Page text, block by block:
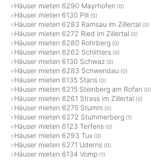
Häuser mieten 6290 Mayrhofen (0)
Häuser mieten 6130 Pill (0)
Häuser mieten 6283 Ramsau im Zillertal (0)
Häuser mieten 6272 Ried im Zillertal (0)
Häuser mieten 6280 Rohrberg (0)
Häuser mieten 6262 Schlitters (0)
Häuser mieten 6130 Schwaz (0)
Häuser mieten 6283 Schwendau (0)
Häuser mieten 6135 Stans (0)
Häuser mieten 6215 Steinberg am Rofan (0)
Häuser mieten 6261 Strass im Zillertal (0)
Häuser mieten 6275 Stumm (0)
Häuser mieten 6272 Stummerberg (1)
Häuser mieten 6123 Terfens (0)
Häuser mieten 6293 Tux (0)
Häuser mieten 6271 Uderns (0)
Häuser mieten 6134 Vomp (1)